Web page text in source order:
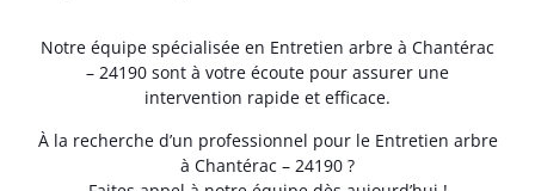
Notre équipe spécialisée en Entretien arbre à Chantérac
– 24190 sont à votre écoute pour assurer une
intervention rapide et efficace.
À la recherche d’un professionnel pour le Entretien arbre
à Chantérac – 24190 ?